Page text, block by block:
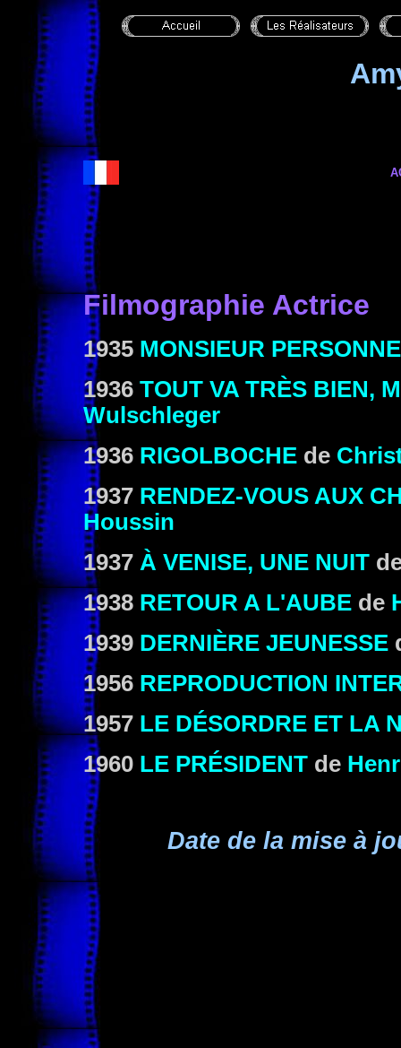
Filmographie Actrice
1935 MONSIEUR PERSONNE
1936 TOUT VA TRÈS BIEN,
Wulschleger
1936 RIGOLBOCHE de
1937 RENDEZ-VOUS AUX
Houssin
1937 À VENISE, UNE NUIT
1938 RETOUR A L'AUBE de
1939 DERNIÈRE JEUNESSE
1956 REPRODUCTION
1957 LE DÉSORDRE ET LA
1960 LE PRÉSIDENT de
Date de la mise à